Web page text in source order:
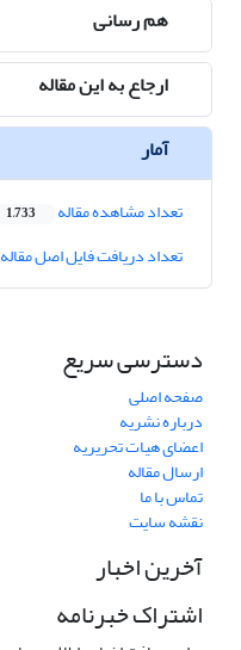
هم رسانی
ارجاع به این مقاله
آمار
تعداد مشاهده مقاله 1,733
تعداد دریافت فایل اصل مقاله
دسترسی سریع
صفحه اصلی
درباره نشریه
اعضای هیات تحریریه
ارسال مقاله
تماس با ما
نقشه سایت
آخرین اخبار
اشتراک خبرنامه